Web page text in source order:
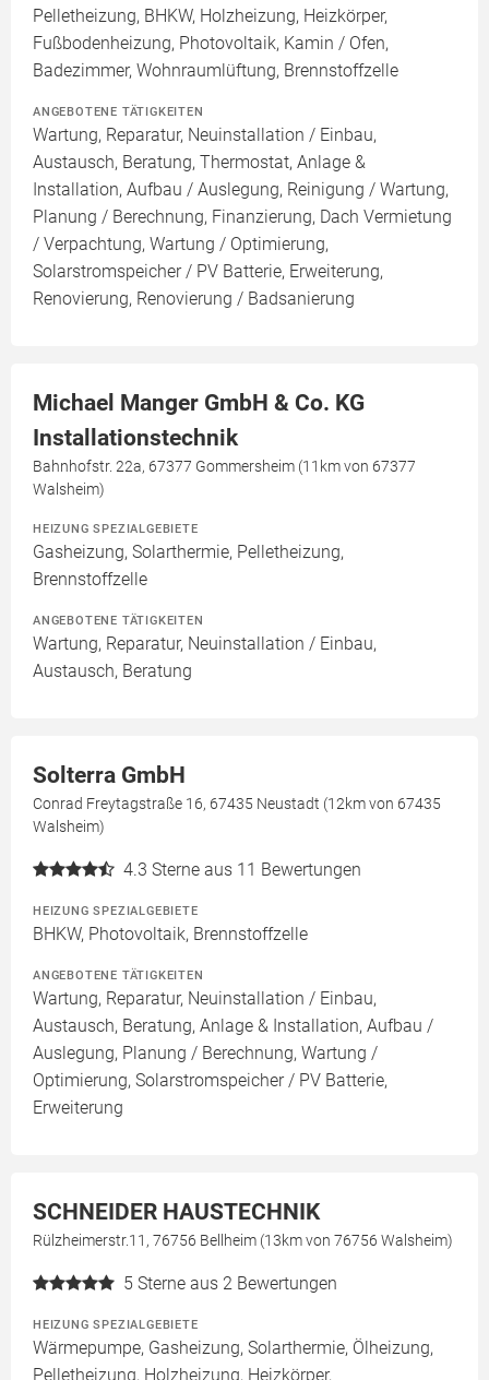
Pelletheizung, BHKW, Holzheizung, Heizkörper,
Fußbodenheizung, Photovoltaik, Kamin / Ofen,
Badezimmer, Wohnraumlüftung, Brennstoffzelle
ANGEBOTENE TÄTIGKEITEN
Wartung, Reparatur, Neuinstallation / Einbau,
Austausch, Beratung, Thermostat, Anlage &
Installation, Aufbau / Auslegung, Reinigung / Wartung,
Planung / Berechnung, Finanzierung, Dach Vermietung
/ Verpachtung, Wartung / Optimierung,
Solarstromspeicher / PV Batterie, Erweiterung,
Renovierung, Renovierung / Badsanierung
Michael Manger GmbH & Co. KG
Installationstechnik
Bahnhofstr. 22a, 67377 Gommersheim (11km von 67377
Walsheim)
HEIZUNG SPEZIALGEBIETE
Gasheizung, Solarthermie, Pelletheizung,
Brennstoffzelle
ANGEBOTENE TÄTIGKEITEN
Wartung, Reparatur, Neuinstallation / Einbau,
Austausch, Beratung
Solterra GmbH
Conrad Freytagstraße 16, 67435 Neustadt (12km von 67435
Walsheim)
4.3 Sterne aus 11 Bewertungen
HEIZUNG SPEZIALGEBIETE
BHKW, Photovoltaik, Brennstoffzelle
ANGEBOTENE TÄTIGKEITEN
Wartung, Reparatur, Neuinstallation / Einbau,
Austausch, Beratung, Anlage & Installation, Aufbau /
Auslegung, Planung / Berechnung, Wartung /
Optimierung, Solarstromspeicher / PV Batterie,
Erweiterung
SCHNEIDER HAUSTECHNIK
Rülzheimerstr.11, 76756 Bellheim (13km von 76756 Walsheim)
5 Sterne aus 2 Bewertungen
HEIZUNG SPEZIALGEBIETE
Wärmepumpe, Gasheizung, Solarthermie, Ölheizung,
Pelletheizung, Holzheizung, Heizkörper,